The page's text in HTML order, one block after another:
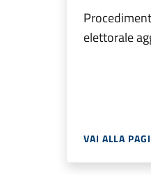
elettorale
VAI ALLA